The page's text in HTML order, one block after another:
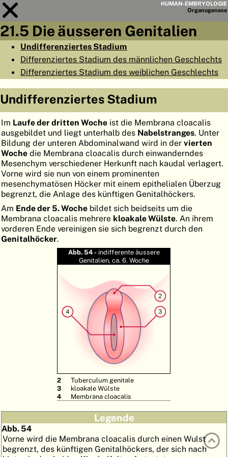
HUMAN-EMBRYOLOGIE
Organogenese
Modul21
KAPITELLISTE
LERNZIELE
ABSTRAKT
◀SEITE▶
HOME
EMBRYO
GENESE
ORGANOGENESE
SUCHEN
21.5 Die äusseren Genitalien
Undifferenziertes Stadium
Differenziertes Stadium des männlichen Geschlechts
Differenziertes Stadium des weiblichen Geschlechts
Undifferenziertes Stadium
Im Laufe der dritten Woche ist die Membrana cloacalis
ausgebildet und liegt unterhalb des Nabelstranges. Unter
Bildung der unteren Abdominalwand wird in der vierten
Woche die Membrana cloacalis durch einwanderndes
Mesenchym verschiedener Herkunft nach kaudal verlagert.
Vorne wird sie nun von einem prominenten
mesenchymatösen Höcker mit einem epithelialen Überzug
begrenzt, die Anlage des künftigen Genitalhöckers.
Am Ende der 5. Woche bildet sich beidseits um die
Membrana cloacalis mehrere kloakale Wülste. An ihrem
vorderen Ende vereinigen sie sich begrenzt durch den
Genitalhöcker.
Abb. 54 - indifferente äussere
Genitalien, ca. 6. Woche
2
Tuberculum genitale
3
kloakale Wülste
4
Membrana cloacalis
Legende
Abb. 54
Vorne wird die Membrana cloacalis durch einen Wulst
begrenzt, des künftigen Genitalhöckers, der sich nach